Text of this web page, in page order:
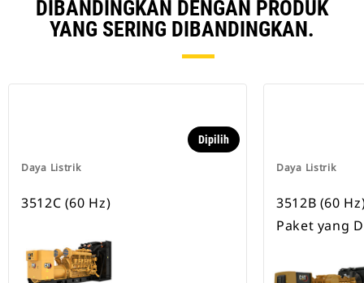
DIBANDINGKAN DENGAN PRODUK
YANG SERING DIBANDINGKAN.
Daya Listrik
Dipilih
3512C (60 Hz)
Daya Listrik
3512B (60
Paket yang